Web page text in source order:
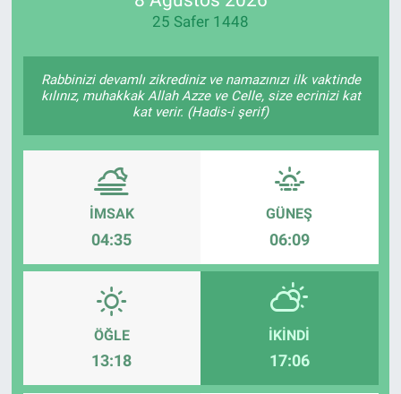
25 Safer 1448
Rabbinizi devamlı zikrediniz ve namazınızı ilk vaktinde
kılınız, muhakkak Allah Azze ve Celle, size ecrinizi kat
kat verir. (Hadis-i şerif)
İMSAK
04:35
GÜNEŞ
06:09
ÖĞLE
13:18
İKINDI
17:06
Resmi İlanlar
Son Dakika
Uşak Haberleri